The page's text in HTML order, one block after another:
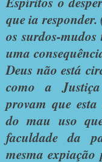
que ia responder.
os surdos-
uma
Deus não está
como a
provam que esta
do mau uso
faculdade da
mesma